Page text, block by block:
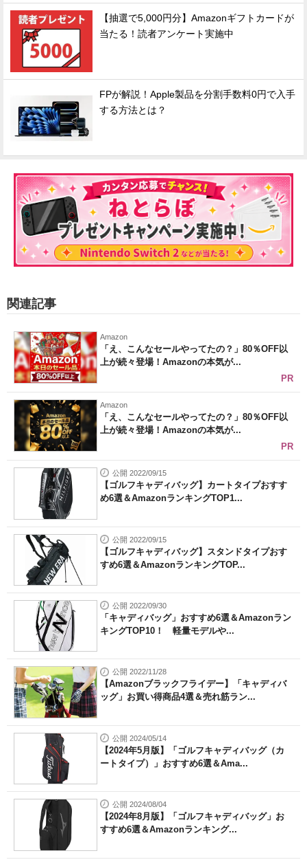
【抽選で5,000円分】Amazonギフトカードが
当たる！読者アンケート実施中
FPが解説！Apple製品を分割手数料0円で入手
する方法とは？
関連記事
Amazon
「え、こんなセールやってたの？」80％OFF以
上が続々登場！Amazonの本気が...
PR
Amazon
「え、こんなセールやってたの？」80％OFF以
上が続々登場！Amazonの本気が...
PR
公開 2022/09/15
【ゴルフキャディバッグ】カートタイプおすす
め6選＆AmazonランキングTOP1...
公開 2022/09/15
【ゴルフキャディバッグ】スタンドタイプおす
すめ6選＆AmazonランキングTOP...
公開 2022/09/30
「キャディバッグ」おすすめ6選＆Amazonラン
キングTOP10！ 軽量モデルや...
公開 2022/11/28
【Amazonブラックフライデー】「キャディバ
ッグ」お買い得商品4選＆売れ筋ラン...
公開 2024/05/14
【2024年5月版】「ゴルフキャディバッグ（カ
ートタイプ）」おすすめ6選＆Ama...
公開 2024/08/04
【2024年8月版】「ゴルフキャディバッグ」お
すすめ6選＆Amazonランキング...